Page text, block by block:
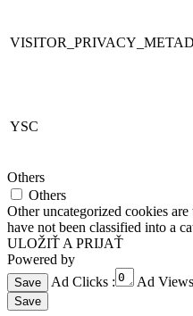
YSC
Others
Others
Other uncategorized cookies
have not been classified into a
ULOŽIŤ A PRIJAŤ
Powered by
Ad Clicks :
Ad